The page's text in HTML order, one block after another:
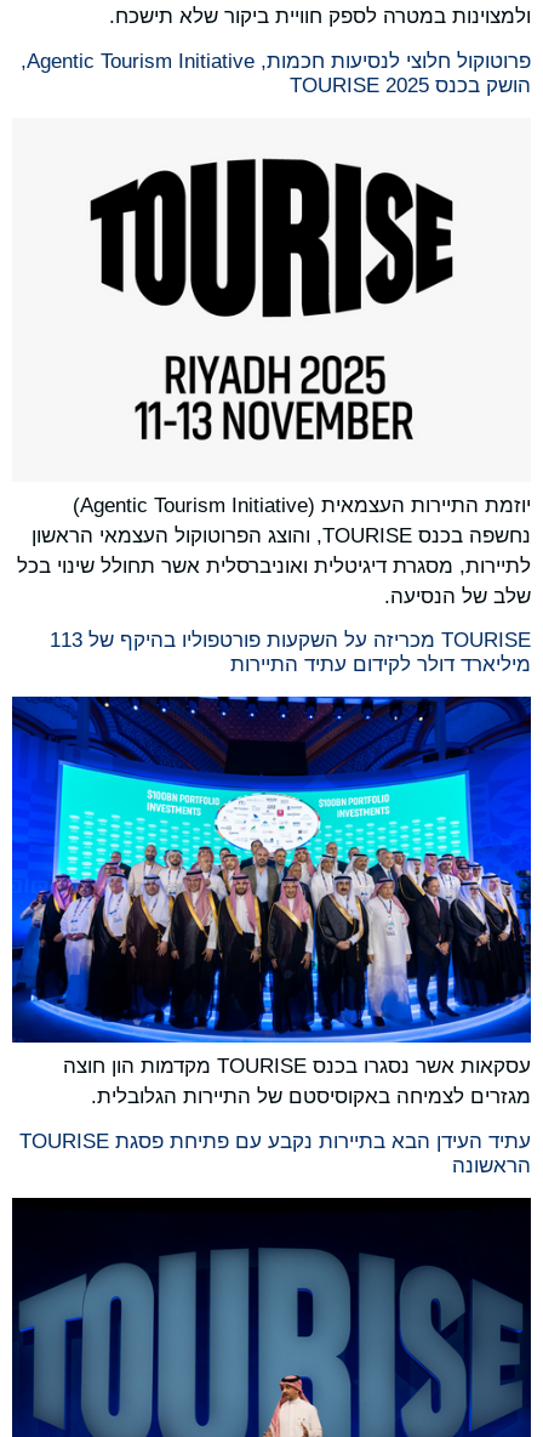
ולמצוינות במטרה לספק חוויית ביקור שלא תישכח.
פרוטוקול חלוצי לנסיעות חכמות, Agentic Tourism Initiative,
הושק בכנס TOURISE 2025
יוזמת התיירות העצמאית (Agentic Tourism Initiative)
נחשפה בכנס TOURISE, והוצג הפרוטוקול העצמאי הראשון
לתיירות, מסגרת דיגיטלית ואוניברסלית אשר תחולל שינוי בכל
שלב של הנסיעה.
TOURISE מכריזה על השקעות פורטפוליו בהיקף של 113
מיליארד דולר לקידום עתיד התיירות
עסקאות אשר נסגרו בכנס TOURISE מקדמות הון חוצה
מגזרים לצמיחה באקוסיסטם של התיירות הגלובלית.
עתיד העידן הבא בתיירות נקבע עם פתיחת פסגת TOURISE
הראשונה